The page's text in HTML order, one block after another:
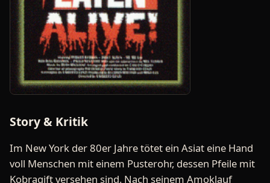
Story & Kritik
Im New York der 80er Jahre tötet ein Asiat eine Hand
voll Menschen mit einem Pusterohr, dessen Pfeile mit
Kobragift versehen sind. Nach seinem Amoklauf